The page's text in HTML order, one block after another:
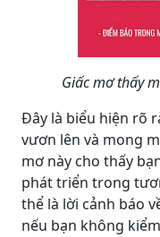
Giấc mơ thấy
Đây là biểu hiện rõ
vươn lên và mong
mơ này cho thấy
phát triển trong
thể là lời cảnh báo
nếu bạn không